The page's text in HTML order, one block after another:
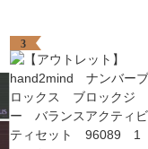
3